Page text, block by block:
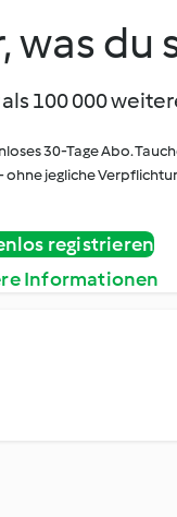
was du
100 000
30-Tage Abo.
jegliche
registrieren
Informationen